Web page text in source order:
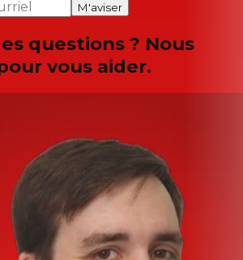
M'aviser
questions ? Nous
vous aider.